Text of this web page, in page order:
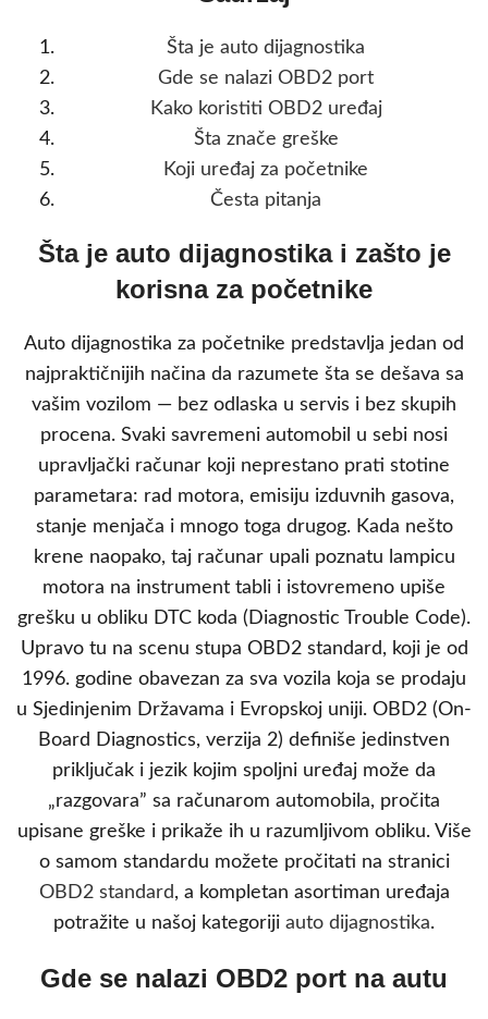
Šta je auto dijagnostika
Gde se nalazi OBD2 port
Kako koristiti OBD2 uređaj
Šta znače greške
Koji uređaj za početnike
Česta pitanja
Šta je auto dijagnostika i zašto je
korisna za početnike
Auto dijagnostika za početnike predstavlja jedan od
najpraktičnijih načina da razumete šta se dešava sa
vašim vozilom — bez odlaska u servis i bez skupih
procena. Svaki savremeni automobil u sebi nosi
upravljački računar koji neprestano prati stotine
parametara: rad motora, emisiju izduvnih gasova,
stanje menjača i mnogo toga drugog. Kada nešto
krene naopako, taj računar upali poznatu lampicu
motora na instrument tabli i istovremeno upiše
grešku u obliku DTC koda (Diagnostic Trouble Code).
Upravo tu na scenu stupa OBD2 standard, koji je od
1996. godine obavezan za sva vozila koja se prodaju
u Sjedinjenim Državama i Evropskoj uniji. OBD2 (On-
Board Diagnostics, verzija 2) definiše jedinstven
priključak i jezik kojim spoljni uređaj može da
„razgovara” sa računarom automobila, pročita
upisane greške i prikaže ih u razumljivom obliku. Više
o samom standardu možete pročitati na stranici
OBD2 standard, a kompletan asortiman uređaja
potražite u našoj kategoriji auto dijagnostika.
Gde se nalazi OBD2 port na autu